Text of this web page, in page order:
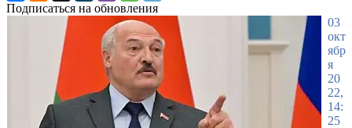
Подписаться на обновления
03
окт
ябр
я
20
22,
14:
25